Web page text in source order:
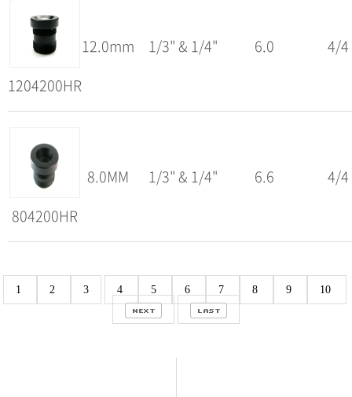
1204200HR
12.0mm 1/3" & 1/4" 6.0 4/4
804200HR
8.0MM 1/3" & 1/4" 6.6 4/4
1 2 3 4 5 6 7 8 9 10